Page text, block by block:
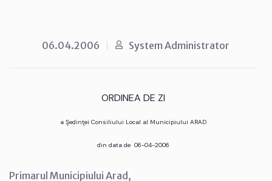
06.04.2006 System Administrator
ORDINEA DE ZI
a Şedinţei Consiliului Local al Municipiului ARAD
din data de 06-04-2006
Primarul Municipiului Arad,